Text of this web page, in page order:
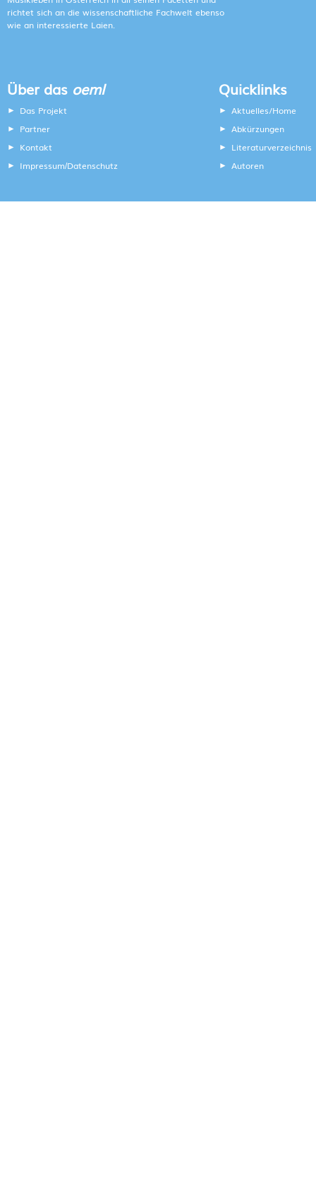
richtet sich an die wissenschaftliche Fachwelt ebenso
wie an interessierte Laien.
Über das oeml
Das Projekt
Partner
Kontakt
Impressum/Datenschutz
Quicklinks
Aktuelles/Home
Abkürzungen
Literaturverzeichnis
Autoren